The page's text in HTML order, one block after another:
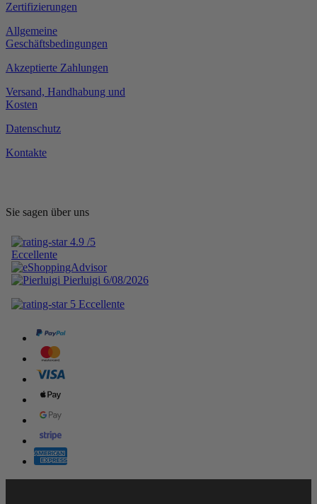
Zertifizierungen
Allgemeine
Geschäftsbedingungen
Akzeptierte Zahlungen
Versand, Handhabung und
Kosten
Datenschutz
Kontakte
Sie sagen über uns